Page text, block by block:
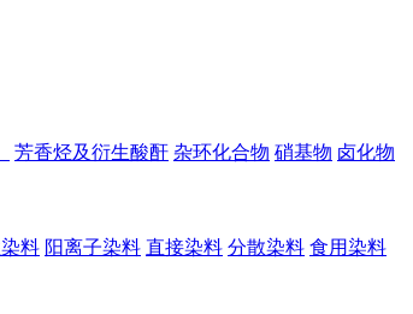
芳香烃及衍生酸酐 杂环化合物 硝基物 卤化物
料 阳离子染料 直接染料 分散染料 食用染料